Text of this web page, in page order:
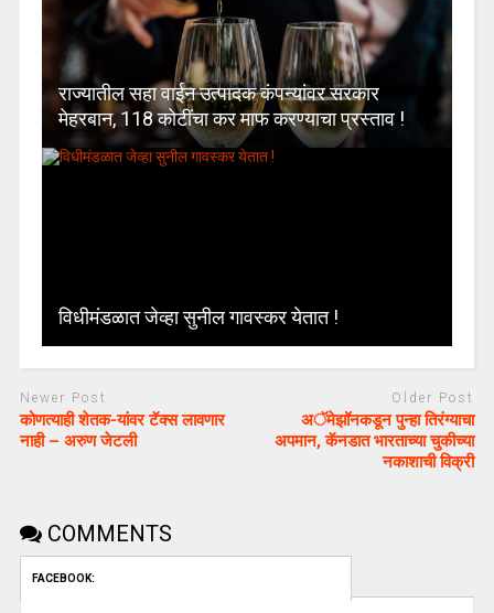
राज्यातील सहा वाईन उत्पादक कंपन्यांवर सरकार
मेहरबान, 118 कोटींचा कर माफ करण्याचा प्रस्ताव !
विधीमंडळात जेव्हा सुनील गावस्कर येतात !
Newer Post
कोणत्याही शेतक-यांवर टॅक्स लावणार
नाही – अरुण जेटली
Older Post
अॅमेझॉनकडून पुन्हा तिरंग्याचा
अपमान, कॅनडात भारताच्या चुकीच्या
नकाशाची विक्री
COMMENTS
FACEBOOK: